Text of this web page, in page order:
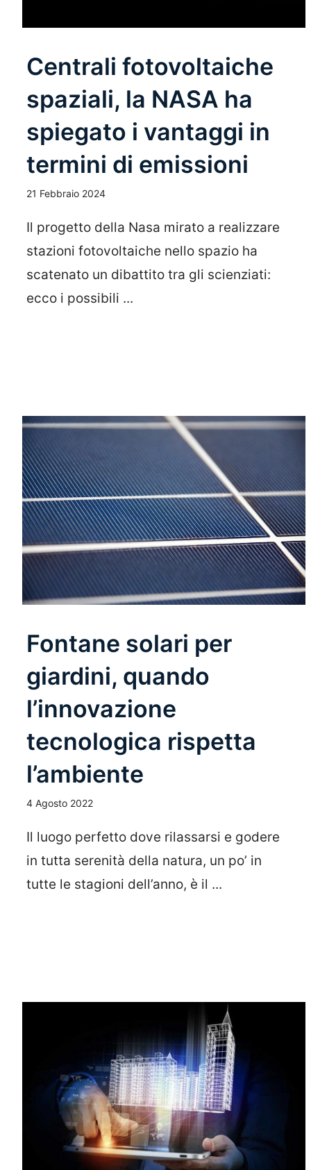
Centrali fotovoltaiche
spaziali, la NASA ha
spiegato i vantaggi in
termini di emissioni
21 Febbraio 2024
Il progetto della Nasa mirato a realizzare
stazioni fotovoltaiche nello spazio ha
scatenato un dibattito tra gli scienziati:
ecco i possibili ...
Fontane solari per
giardini, quando
l’innovazione
tecnologica rispetta
l’ambiente
4 Agosto 2022
Il luogo perfetto dove rilassarsi e godere
in tutta serenità della natura, un po’ in
tutte le stagioni dell’anno, è il ...